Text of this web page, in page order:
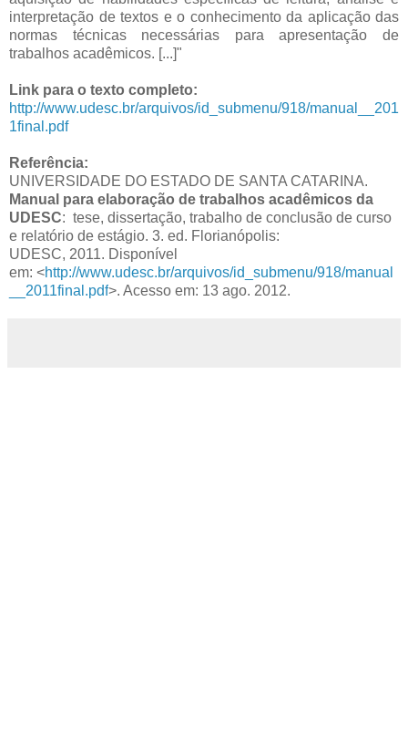
interpretação de textos e o conhecimento da aplicação das
normas técnicas necessárias para apresentação de
trabalhos acadêmicos. [...]"
Link para o texto completo:
http://www.udesc.br/arquivos/id_submenu/918/manual__201
1final.pdf
Referência:
UNIVERSIDADE DO ESTADO DE SANTA CATARINA.
Manual para elaboração de trabalhos acadêmicos da
UDESC: tese, dissertação, trabalho de conclusão de curso
e relatório de estágio. 3. ed. Florianópolis:
UDESC, 2011. Disponível
em: <http://www.udesc.br/arquivos/id_submenu/918/manual
__2011final.pdf>. Acesso em: 13 ago. 2012.